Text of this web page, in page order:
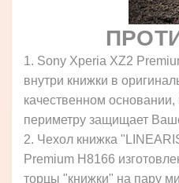
1. Sony Xperia XZ2
внутри книжки в
качественном
периметру защищает
2. Чехол книжка
Premium H8166
торцы "книжки" на пару